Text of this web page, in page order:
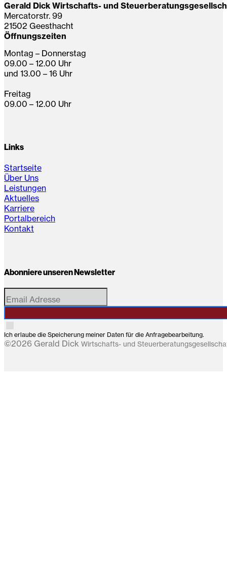
Gerald Dick Wirtschafts- und
Mercatorstr. 99
21502 Geesthacht
Öffnungszeiten
Montag – Donnerstag
09.00 – 12.00 Uhr
und 13.00 – 16 Uhr
Freitag
09.00 – 12.00 Uhr
Links
Startseite
Über Uns
Leistungen
Aktuelles
Karriere
Portalbereich
Kontakt
Abonniere unseren Newsletter
Ich erlaube die Speicherung meiner Daten für die Anfragebearbeitung.
©2026 Gerald Dick Wirtschafts- und